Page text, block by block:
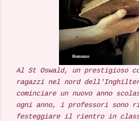
Al St Oswald, un prestigioso
ragazzi nel nord
cominciare un nuovo anno
ogni anno, i professori sono
festeggiare il rientro in